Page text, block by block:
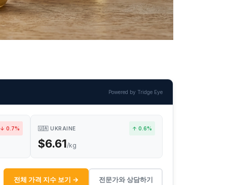
Powered by Tridge Eye
↓ 0.7% 🇺🇦 UKRAINE ↑ 0.6%
$6.61/kg
전체 가격 지수 보기 → 전문가와 상담하기